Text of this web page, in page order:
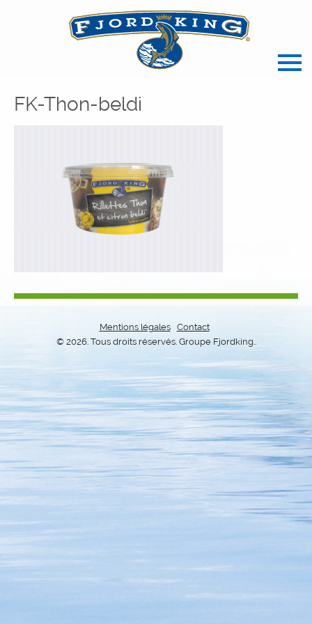
FK-Thon-beldi
Mentions légales
Contact
© 2026. Tous droits réservés. Groupe Fjordking..